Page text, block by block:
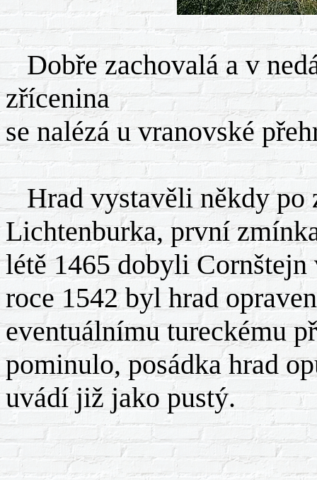
Dobře zachovalá a v
zřícenina
se nalézá u vranovské
Hrad vystavěli někdy po
Lichtenburka, první
létě 1465 dobyli
roce 1542 byl hrad
eventuálnímu tureckému
pominulo, posádka hrad
uvádí již jako pustý.